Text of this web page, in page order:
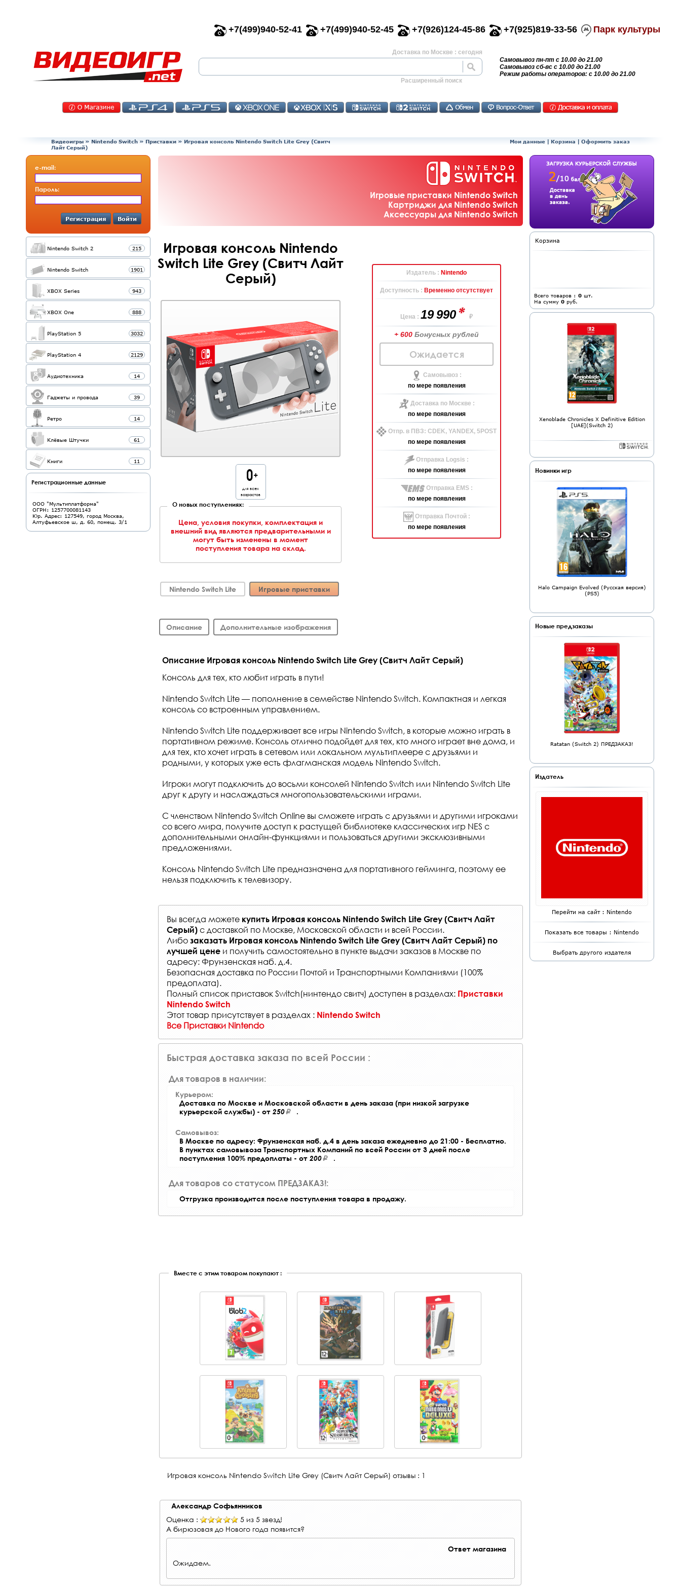
+7(499)940-52-41 +7(499)940-52-45 +7(926)124-45-86 +7(925)819-33-56 Парк культуры
Доставка по Москве : сегодня
Расширенный поиск
Самовывоз пн-пт с 10.00 до 21.00
Самовывоз сб-вс с 10.00 до 21.00
Режим работы операторов: с 10.00 до 21.00
Видеоигры » Nintendo Switch » Приставки » Игровая консоль Nintendo Switch Lite Grey (Свитч
Лайт Серый)
Мои данные | Корзина | Оформить заказ
e-mail:
Пароль:
Регистрация Войти
Nintendo Switch 2 215
Nintendo Switch 1901
XBOX Series 943
XBOX One 888
PlayStation 5 3032
PlayStation 4 2129
Аудиотехника 14
Гаджеты и провода 39
Ретро 14
Клёвые Штучки 61
Книги 11
Регистрационные данные
ООО "Мультиплатформа"
ОГРН: 1257700081143
Юр. Адрес: 127549, город Москва,
Алтуфьевское ш, д. 60, помещ. 3/1
Игровые приставки Nintendo Switch
Картриджи для Nintendo Switch
Аксессуары для Nintendo Switch
Игровая консоль Nintendo
Switch Lite Grey (Свитч Лайт
Серый)
для всех
возрастов
О новых поступлениях:
Цена, условия покупки, комплектация и
внешний вид являются предварительными и
могут быть изменены в момент
поступления товара на склад.
Издатель : Nintendo
Доступность : Временно отсутствует
Цена : 19 990* ₽
+ 600 Бонусных рублей
Ожидается
Самовывоз :
по мере появления
Доставка по Москве :
по мере появления
Отпр. в ПВЗ: CDEK, YANDEX, 5POST
по мере появления
Отправка Logsis :
по мере появления
Отправка EMS :
по мере появления
Отправка Почтой :
по мере появления
Nintendo Switch Lite Игровые приставки
Описание Дополнительные изображения
Описание Игровая консоль Nintendo Switch Lite Grey (Свитч Лайт Серый)
Консоль для тех, кто любит играть в пути!
Nintendo Switch Lite — пополнение в семействе Nintendo Switch. Компактная и легкая
консоль со встроенным управлением.
Nintendo Switch Lite поддерживает все игры Nintendo Switch, в которые можно играть в
портативном режиме. Консоль отлично подойдет для тех, кто много играет вне дома, и
для тех, кто хочет играть в сетевом или локальном мультиплеере с друзьями и
родными, у которых уже есть флагманская модель Nintendo Switch.
Игроки могут подключить до восьми консолей Nintendo Switch или Nintendo Switch Lite
друг к другу и наслаждаться многопользовательскими играми.
С членством Nintendo Switch Online вы сможете играть с друзьями и другими игроками
со всего мира, получите доступ к растущей библиотеке классических игр NES с
дополнительными онлайн-функциями и пользоваться другими эксклюзивными
предложениями.
Консоль Nintendo Switch Lite предназначена для портативного гейминга, поэтому ее
нельзя подключить к телевизору.
Вы всегда можете купить Игровая консоль Nintendo Switch Lite Grey (Свитч Лайт
Серый) с доставкой по Москве, Московской области и всей России.
Либо заказать Игровая консоль Nintendo Switch Lite Grey (Свитч Лайт Серый) по
лучшей цене и получить самостоятельно в пункте выдачи заказов в Москве по
адресу: Фрунзенская наб. д.4.
Безопасная доставка по России Почтой и Транспортными Компаниями (100%
предоплата).
Полный список приставок Switch(нинтендо свитч) доступен в разделах: Приставки
Nintendo Switch
Этот товар присутствует в разделах : Nintendo Switch
Все Приставки Nintendo
Быстрая доставка заказа по всей России :
Для товаров в наличии:
Курьером:
Доставка по Москве и Московской области в день заказа (при низкой загрузке
курьерской службы) - от 250 .
Самовывоз:
В Москве по адресу: Фрунзенская наб. д.4 в день заказа ежедневно до 21:00 - Бесплатно.
В пунктах самовывоза Транспортных Компаний по всей России от 3 дней после
поступления 100% предоплаты - от 200 .
Для товаров со статусом ПРЕДЗАКАЗ!:
Отгрузка производится после поступления товара в продажу.
Вместе с этим товаром покупают :
Игровая консоль Nintendo Switch Lite Grey (Свитч Лайт Серый) отзывы : 1
Александр Софьянников
Оценка :
5 из 5 звезд!
А бирюзовая до Нового года появится?
Ответ магазина
Ожидаем.
Корзина
Всего товаров : 0 шт.
На сумму 0 руб.
Xenoblade Chronicles X Definitive Edition
[UAE](Switch 2)
Новинки игр
Halo Campaign Evolved (Русская версия)
(PS5)
Новые предзаказы
Ratatan (Switch 2) ПРЕДЗАКАЗ!
Издатель
Перейти на сайт : Nintendo
Показать все товары : Nintendo
Выбрать другого издателя